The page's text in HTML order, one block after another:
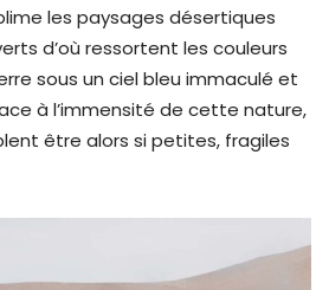
les paysages désertiques
d’où ressortent les couleurs
sous un ciel bleu immaculé et
à l’immensité de cette nature,
être alors si petites, fragiles